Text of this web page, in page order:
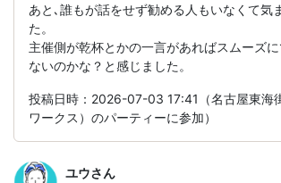
あと､誰もが話をせず勧める人もいなくて気
た。
主催側が乾杯とかの一言があればスムーズに
ないのかな？と感じました。
投稿日時：2026-07-03 17:41（名古屋東海
ワークス）のパーティーに参加）
ユウさん